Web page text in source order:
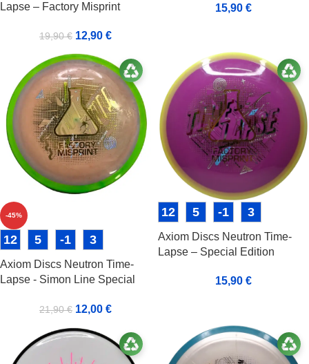
Lapse – Factory Misprint
19,90€ 12,90 €
15,90 €
-45%
12 5 -1 3
Axiom Discs Neutron Time-
Lapse - Simon Line Special
21,90€ 12,00 €
12 5 -1 3
Axiom Discs Neutron Time-
Lapse – Special Edition
15,90 €